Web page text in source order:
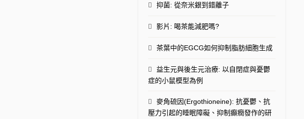
抑菌: 從奈米銀到錯離子
影片: 喝茶能減肥嗎?
茶葉中的EGCG如何抑制脂肪細胞生成
益生元與後生元治療: 以自閉症與憂鬱
症的小鼠模型為例
麥角硫因(Ergothioneine): 抗憂鬱、抗
壓力引起的睡眠障礙、抑制癲癇發作的研